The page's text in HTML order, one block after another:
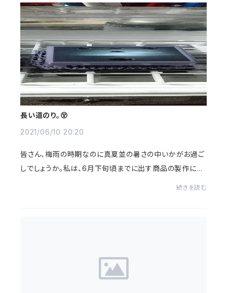
長い道のり。😵
2021/06/10 20:20
皆さん、梅雨の時期なのに真夏並の暑さの中いかがお過ご
しでしょうか。私は、6月下旬頃までに出す商品の製作に追
続きを読む